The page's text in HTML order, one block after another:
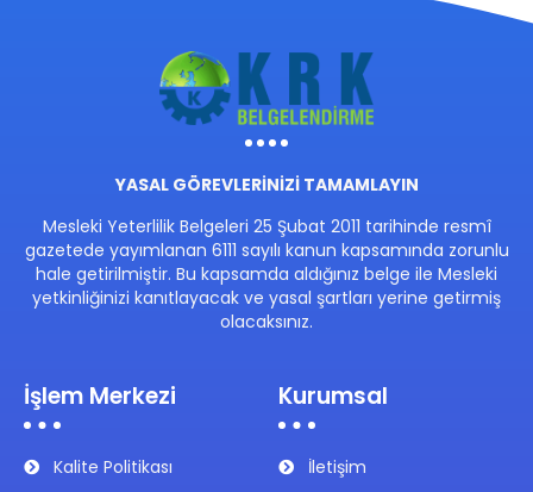
YASAL GÖREVLERİNİZİ TAMAMLAYIN
Mesleki Yeterlilik Belgeleri 25 Şubat 2011 tarihinde resmî
gazetede yayımlanan 6111 sayılı kanun kapsamında zorunlu
hale getirilmiştir. Bu kapsamda aldığınız belge ile Mesleki
yetkinliğinizi kanıtlayacak ve yasal şartları yerine getirmiş
olacaksınız.
İşlem Merkezi
Kalite Politikası
Kurumsal
İletişim